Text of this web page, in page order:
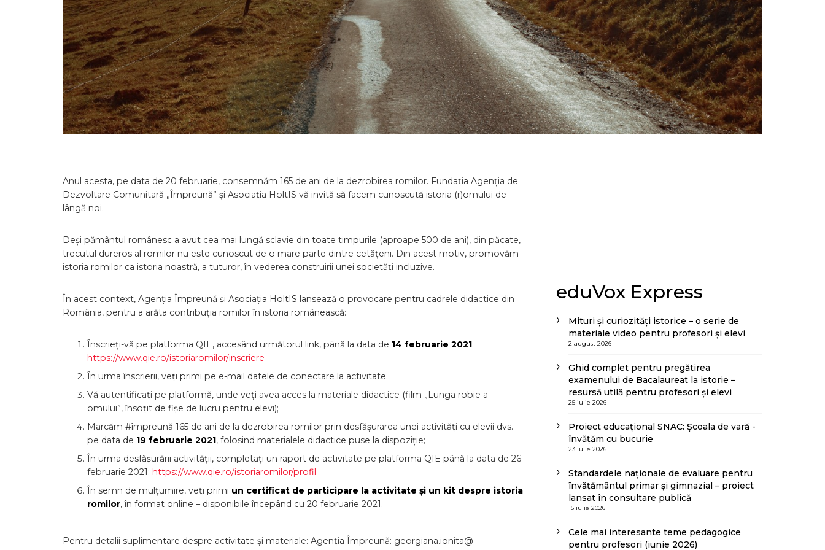
Anul acesta, pe data de 20 februarie, consemnăm 165 de ani de la dezrobirea romilor. Fundația Agenția de
Dezvoltare Comunitară „Împreună” și Asociația HoltIS vă invită să facem cunoscută istoria (r)omului de
lângă noi.
Deși pământul românesc a avut cea mai lungă sclavie din toate timpurile (aproape 500 de ani), din păcate,
trecutul dureros al romilor nu este cunoscut de o mare parte dintre cetățeni. Din acest motiv, promovăm
istoria romilor ca istoria noastră, a tuturor, în vederea construirii unei societăți incluzive.
În acest context, Agenția Împreună și Asociația HoltIS lansează o provocare pentru cadrele didactice din
România, pentru a arăta contribuția romilor în istoria românească:
Înscrieți-vă pe platforma QIE, accesând următorul link, până la data de 14 februarie 2021:
https://www.qie.ro/istoriaromilor/inscriere
În urma înscrierii, veți primi pe e-mail datele de conectare la activitate.
Vă autentificați pe platformă, unde veți avea acces la materiale didactice (film „Lunga robie a
omului”, însoțit de fișe de lucru pentru elevi);
Marcăm #împreună 165 de ani de la dezrobirea romilor prin desfășurarea unei activități cu elevii dvs.
pe data de 19 februarie 2021, folosind materialele didactice puse la dispoziție;
În urma desfășurării activității, completați un raport de activitate pe platforma QIE până la data de 26
februarie 2021: https://www.qie.ro/istoriaromilor/profil
În semn de mulțumire, veți primi un certificat de participare la activitate și un kit despre istoria
romilor, în format online – disponibile începând cu 20 februarie 2021.
Pentru detalii suplimentare despre activitate și materiale: Agenția Împreună: georgiana.ionita@
eduVox Express
Mituri și curiozități istorice – o serie de
materiale video pentru profesori și elevi
2 august 2026
Ghid complet pentru pregătirea
examenului de Bacalaureat la istorie –
resursă utilă pentru profesori și elevi
25 iulie 2026
Proiect educațional SNAC: Școala de vară -
învățăm cu bucurie
23 iulie 2026
Standardele naționale de evaluare pentru
învățământul primar și gimnazial – proiect
lansat în consultare publică
15 iulie 2026
Cele mai interesante teme pedagogice
pentru profesori (iunie 2026)